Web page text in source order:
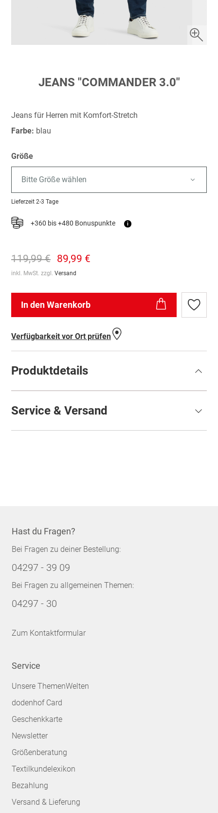
springen
JEANS "COMMANDER 3.0"
Jeans für Herren mit Komfort-Stretch
Farbe: blau
Größe
Bitte Größe wählen
Lieferzeit 2-3 Tage
+360 bis +480 Bonuspunkte i
119,99 € 89,99 €
inkl. MwSt. zzgl. Versand
In den Warenkorb
Zur
Verfügbarkeit vor Ort prüfen
Produktdetails
Service & Versand
Hast du Fragen?
Bei Fragen zu deiner Bestellung:
04297 - 39 09
Bei Fragen zu allgemeinen Themen:
04297 - 30
Zum Kontaktformular
Service
Unsere ThemenWelten
dodenhof Card
Geschenkkarte
Newsletter
Größenberatung
Textilkundelexikon
Bezahlung
Versand & Lieferung